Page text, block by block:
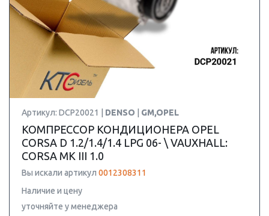
Артикул: DCP20021 | DENSO GM,OPEL
КОМПРЕССОР КОНДИЦИОНЕРА OPEL
CORSA D 1.2/1.4/1.4 LPG 06- \ VAUXHALL:
CORSA MK III 1.0
Вы искали артикул 0012308311
Наличие и цену
уточняйте у менеджера